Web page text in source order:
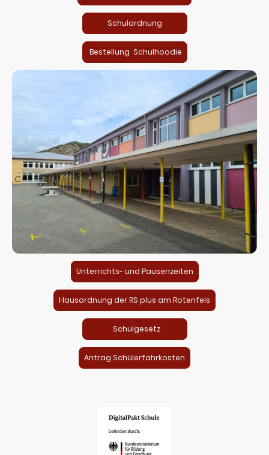
Schulordnung
Bestellung Schulhoodie
Unterrichts- und Pausenzeiten
Hausordnung der RS plus am Rotenfels
Schulgesetz
Antrag Schülerfahrkosten